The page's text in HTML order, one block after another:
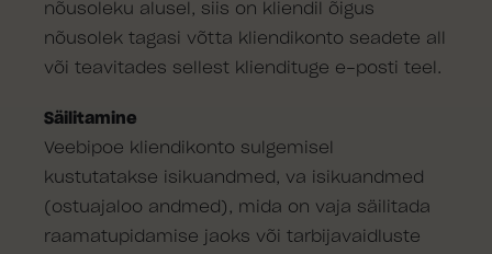
nõusoleku alusel, siis on kliendil õigus
nõusolek tagasi võtta kliendikonto seadete all
või teavitades sellest kliendituge e-posti teel.
Säilitamine
Veebipoe kliendikonto sulgemisel
kustutatakse isikuandmed, va isikuandmed
(ostuajaloo andmed), mida on vaja säilitada
raamatupidamise jaoks või tarbijavaidluste